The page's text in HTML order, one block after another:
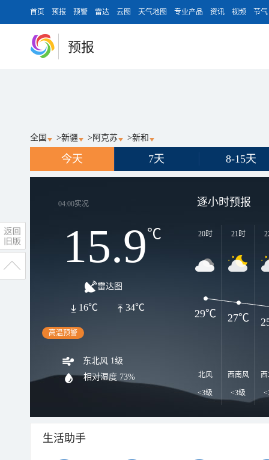
首页 预报 预警 雷达 云图 天气地图 专业产品 资讯 视频 节气
预报
全国 >新疆 > 阿克苏 >新和
今天 7天 8-15天
04:00实况
15.9℃
雷达图
34℃
16℃
高温预警
东北风 1级
相对湿度 73%
逐小时预报
20时
北风
<3级
21时
西南风
<3级
29℃ 27℃
生活助手